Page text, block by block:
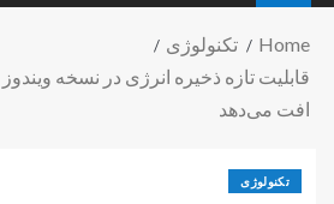
Home
تکنولوژی
افت می‌دهد
تکنولوژی